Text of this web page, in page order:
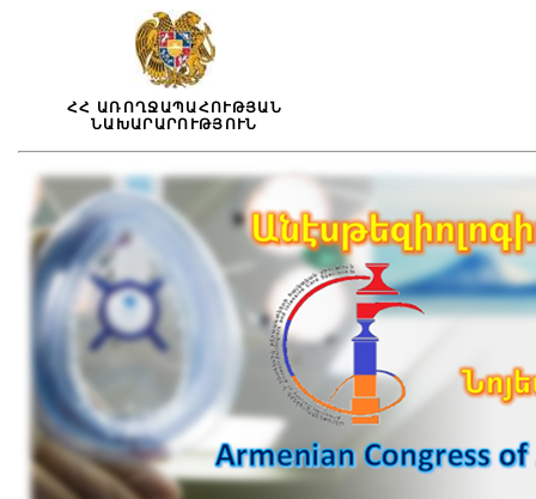
ՀՀ ԱՌՈՂՋԱՊԱՀՈՒԹՅԱՆ
ՆԱԽԱՐԱՐՈՒԹՅՈՒՆ